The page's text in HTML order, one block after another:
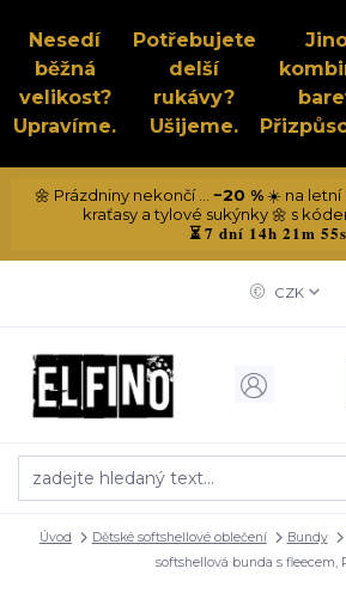
Nesedí
běžná
velikost?
Upravíme.
Potřebujete
delší
rukávy?
Ušijeme.
🌼 Prázdniny nekončí ... −20 %☀️ na letní
kraťasy a tylové sukýnky 🌼 s
⏳7 dní 14h 21m 55s
CZK
Úvod Dětské softshellové oblečení Bundy
softshellová bunda s fleecem,